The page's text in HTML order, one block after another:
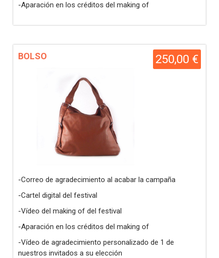
-Aparación en los créditos del making of
250,00 €
BOLSO
-Correo de agradecimiento al acabar la campaña
-Cartel digital del festival
-Vídeo del making of del festival
-Aparación en los créditos del making of
-Vídeo de agradecimiento personalizado de 1 de
nuestros invitados a su elección